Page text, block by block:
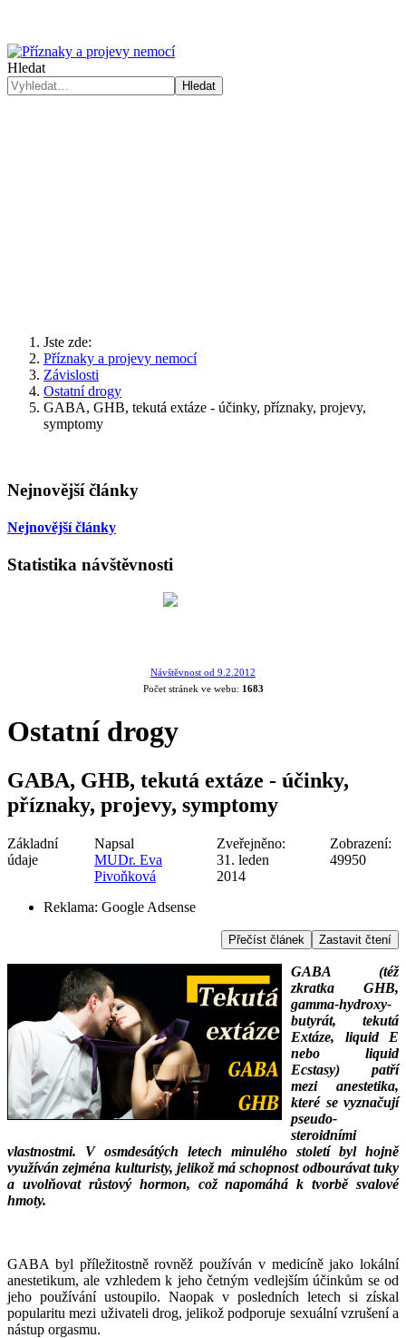
Hledat
Hledat
Jste zde:
Příznaky a projevy nemocí
Závislosti
Ostatní drogy
GABA, GHB, tekutá extáze - účinky, příznaky, projevy,
symptomy
Nejnovější články
Nejnovější články
Statistika návštěvnosti
Návštěvnost od 9.2.2012
Počet stránek ve webu: 1683
Ostatní drogy
GABA, GHB, tekutá extáze - účinky,
příznaky, projevy, symptomy
Základní
údaje
Napsal
MUDr. Eva
Pivoňková
Zveřejněno:
31. leden
2014
Zobrazení:
49950
Reklama: Google Adsense
Přečíst článek Zastavit čtení
GABA (též
zkratka GHB,
gamma-hydroxy-
butyrát, tekutá
Extáze, liquid E
nebo liquid
Ecstasy) patří
mezi anestetika,
které se vyznačují
pseudo-
steroidními
vlastnostmi. V osmdesátých letech minulého století byl hojně
využíván zejména kulturisty, jelikož má schopnost odbourávat tuky
a uvolňovat růstový hormon, což napomáhá k tvorbě svalové
hmoty.
GABA byl příležitostně rovněž používán v medicíně jako lokální
anestetikum, ale vzhledem k jeho četným vedlejším účinkům se od
jeho používání ustoupilo. Naopak v posledních letech si získal
popularitu mezi uživateli drog, jelikož podporuje sexuální vzrušení a
nástup orgasmu.